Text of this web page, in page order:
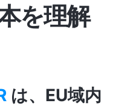
を理解
は、EU域内